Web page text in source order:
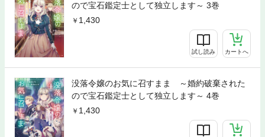
ので宝石鑑定士として独立します～ 3巻
1,430
試し読み カートへ
没落令嬢のお気に召すまま ～婚約破棄された
ので宝石鑑定士として独立します～ 4巻
1,430